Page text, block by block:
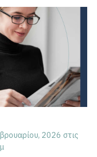
2026 στις